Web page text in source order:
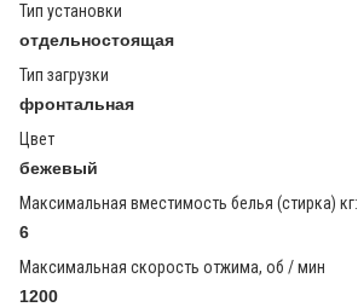
Тип установки
отдельностоящая
Тип загрузки
фронтальная
Цвет
бежевый
Максимальная вместимость белья (стирка) кг:
6
Максимальная скорость отжима, об / мин
1200